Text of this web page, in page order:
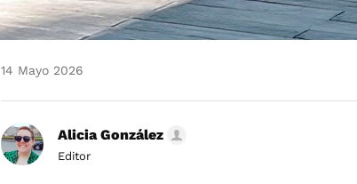
14 Mayo 2026
Alicia González
Editor